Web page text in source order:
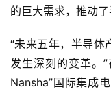
的巨大需求，推动了
“未来五年，半导体
发生深刻的变革。
Nansha”国际集成